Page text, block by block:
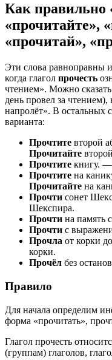
Как правильно
«прочитайте»,
«прочитай»,
Эти слова равноправны
когда глагол прочесть
чтением». Можно
день провел за чтением),
напролёт». В остальных
варианта:
Прочтите второй
Прочитайте
Прочтите книгу. —
Прочтите на
Прочитайте на
Прочти сонет
Шекспира.
Прочти на память
Прочти с
Прочла от корки
корки.
Прочёл без
Правило
Для начала определим
форма «прочитать»,
Глагол прочесть
(группам) глаголов,